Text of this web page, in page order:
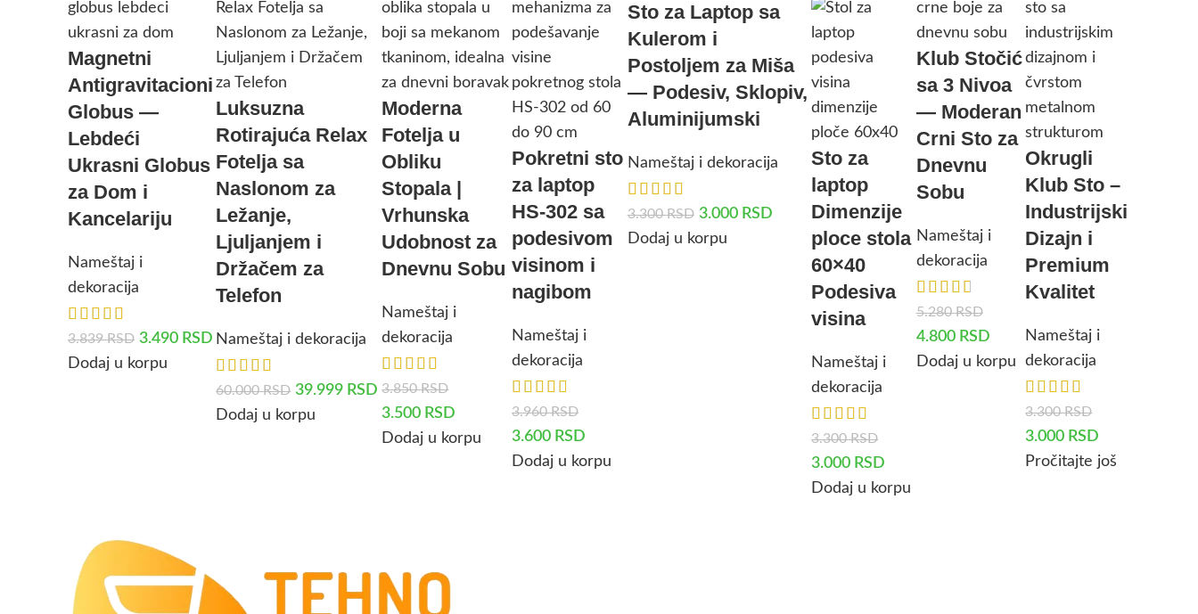
Magnetni
Antigravitacioni
Globus —
Lebdeći
Ukrasni Globus
za Dom i
Kancelariju
Nameštaj i
dekoracija
3.839RSD 3.490 RSD
Dodaj u korpu
Luksuzna
Rotirajuća Relax
Fotelja sa
Naslonom za
Ležanje,
Ljuljanjem i
Držačem za
Telefon
Nameštaj i dekoracija
60.000RSD 39.999 RSD
Dodaj u korpu
Moderna
Fotelja u
Obliku
Stopala |
Vrhunska
Udobnost za
Dnevnu Sobu
Nameštaj i
dekoracija
3.850RSD
3.500 RSD
Dodaj u korpu
Pokretni sto
za laptop
HS-302 sa
podesivom
visinom i
nagibom
Nameštaj i
dekoracija
3.960RSD
3.600 RSD
Dodaj u korpu
Sto za Laptop sa
Kulerom i
Postoljem za Miša
— Podesiv, Sklopiv,
Aluminijumski
Nameštaj i dekoracija
3.300RSD 3.000 RSD
Dodaj u korpu
Sto za
laptop
Dimenzije
ploce stola
60×40
Podesiva
visina
Nameštaj i
dekoracija
3.300RSD
3.000 RSD
Dodaj u korpu
Klub Stočić
sa 3 Nivoa
— Moderan
Crni Sto za
Dnevnu
Sobu
Nameštaj i
dekoracija
5.280RSD
4.800 RSD
Dodaj u korpu
Okrugli
Klub Sto –
Industrijski
Dizajn i
Premium
Kvalitet
Nameštaj i
dekoracija
3.300RSD
3.000 RSD
Pročitajte još